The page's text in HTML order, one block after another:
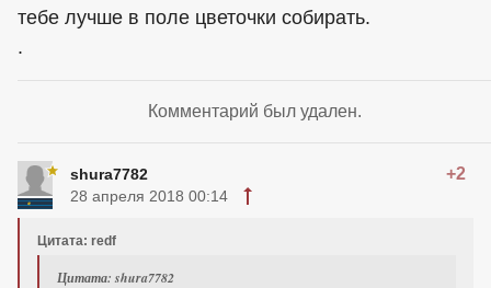
тебе лучше в поле цветочки собирать.
.
Комментарий был удален.
shura7782 +2
28 апреля 2018 00:14
Цитата: redf
Цитата: shura7782